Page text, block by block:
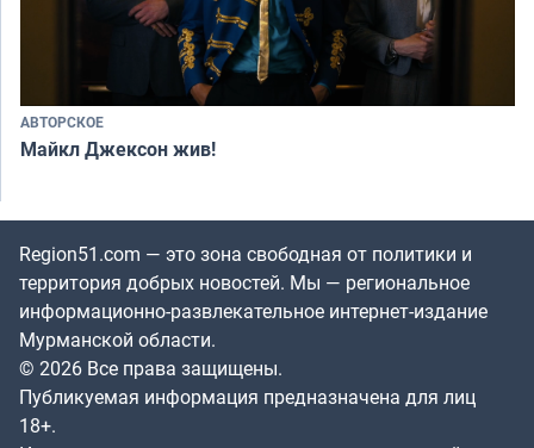
АВТОРСКОЕ
Майкл Джексон жив!
Region51.com — это зона свободная от политики и
территория добрых новостей. Мы — региональное
информационно-развлекательное интернет-издание
Мурманской области.
© 2026 Все права защищены.
Публикуемая информация предназначена для лиц
18+.